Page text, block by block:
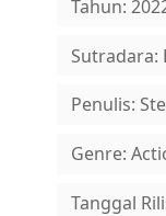
Tahun:
Sutradara:
Penulis:
Genre:
Tanggal